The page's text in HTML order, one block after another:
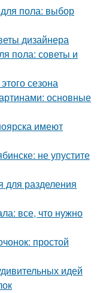
пола: выбор
дизайнера
пола: советы и
сезона
основные
имеют
не упустите
разделения
все, что нужно
простой
идей